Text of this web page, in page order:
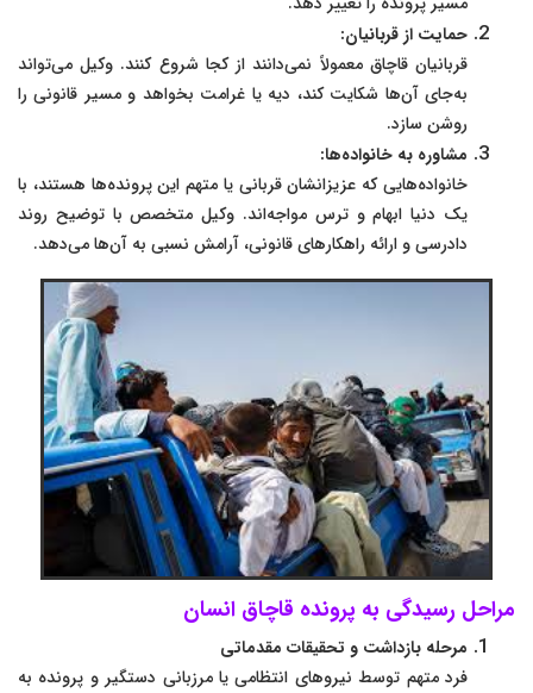
حمایت از قربانیان:
قربانیان قاچاق معمولاً نمی‌دانند از کجا شروع کنند. وکیل می‌تواند
به‌جای آن‌ها شکایت کند، دیه یا غرامت بخواهد و مسیر قانونی را
روشن سازد.
مشاوره به خانواده‌ها:
خانواده‌هایی که عزیزانشان قربانی یا متهم این پرونده‌ها هستند، با
یک دنیا ابهام و ترس مواجه‌اند. وکیل متخصص با توضیح روند
دادرسی و ارائه راهکارهای قانونی، آرامش نسبی به آن‌ها می‌دهد.
مراحل رسیدگی به پرونده قاچاق انسان
مرحله بازداشت و تحقیقات مقدماتی
فرد متهم توسط نیروهای انتظامی یا مرزبانی دستگیر و پرونده به